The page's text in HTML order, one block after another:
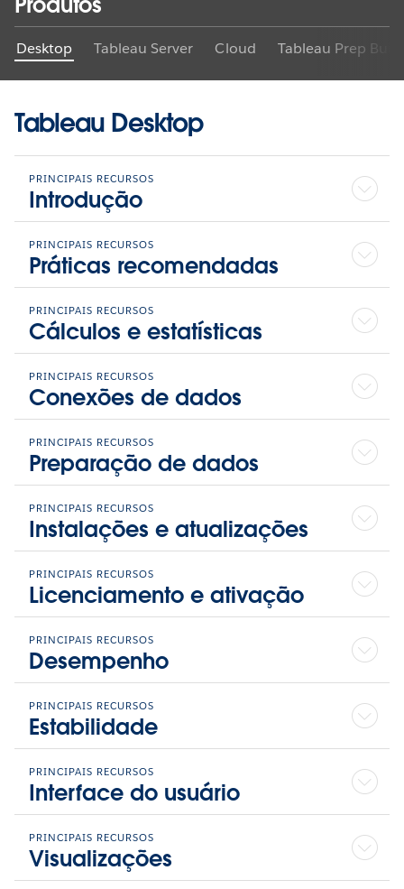
de
da
é
em
Desktop Tableau Server Cloud Tableau Prep
Tableau Desktop
PRINCIPAIS RECURSOS
Introdução
PRINCIPAIS RECURSOS
Práticas recomendadas
PRINCIPAIS RECURSOS
Cálculos e estatísticas
PRINCIPAIS RECURSOS
Conexões de dados
PRINCIPAIS RECURSOS
Preparação de dados
PRINCIPAIS RECURSOS
Instalações e atualizações
PRINCIPAIS RECURSOS
Licenciamento e ativação
PRINCIPAIS RECURSOS
Desempenho
PRINCIPAIS RECURSOS
Estabilidade
PRINCIPAIS RECURSOS
Interface do usuário
PRINCIPAIS RECURSOS
Visualizações